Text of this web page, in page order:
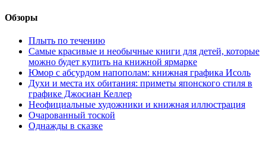
Обзоры
Плыть по течению
Самые красивые и необычные книги для детей, которые
можно будет купить на книжной ярмарке
Юмор с абсурдом напополам: книжная графика Исоль
Духи и места их обитания: приметы японского стиля в
графике Джосиан Келлер
Неофициальные художники и книжная иллюстрация
Очарованный тоской
Однажды в сказке